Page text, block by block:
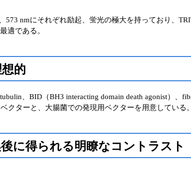
573 nmにそれぞれ励起、蛍光の極大を持っており、
適である。
的
、BID（BH3 interacting domain death agonist）
クターと、大腸菌での発現用ベクターを用意している。
に得られる明瞭なコントラスト